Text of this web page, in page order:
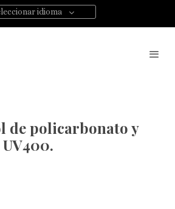
idioma
de policarbonato y